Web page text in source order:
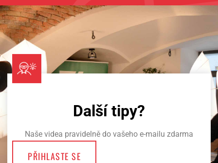
Další tipy?
Naše videa pravidelně do vašeho e-mailu zdarma
PŘIHLASTE SE